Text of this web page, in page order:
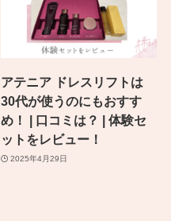
アテニア ドレスリフトは
30代が使うのにもおすす
め！ | 口コミは？ | 体験セ
ットをレビュー！
2025年4月29日